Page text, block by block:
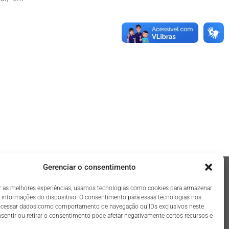
Gerenciar o consentimento
as melhores experiências, usamos tecnologias como cookies para armazenar
informações do dispositivo. O consentimento para essas tecnologias nos
dados como comportamento de navegação ou IDs exclusivos neste
ou retirar o consentimento pode afetar negativamente certos recursos e
Governo
Câmara Municipal
Governo de Minas